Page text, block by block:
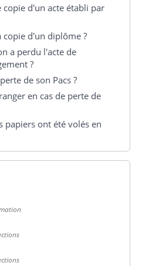
d'un acte établi par
d'un diplôme ?
a perdu l'acte de
?
de son Pacs ?
en cas de perte de
papiers ont été volés en